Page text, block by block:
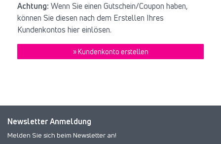
Achtung: Wenn Sie einen Gutschein/Coupon haben,
können Sie diesen nach dem Erstellen Ihres
Kundenkontos hier einlösen.
» Kundenkonto erstellen
Newsletter Anmeldung
Melden Sie sich beim Newsletter an!